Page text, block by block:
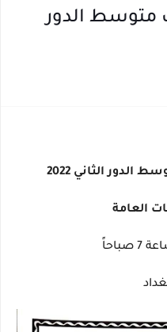
متوسط الدور
الثاني 2022
العامة